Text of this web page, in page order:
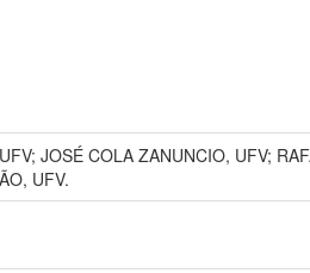
JOSÉ COLA ZANUNCIO, UFV;
UFV.